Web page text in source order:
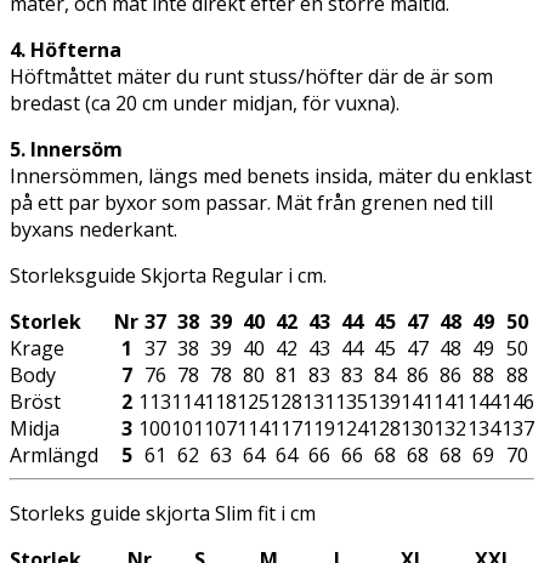
4. Höfterna
Höftmåttet mäter du runt stuss/höfter där de är som
bredast (ca 20 cm under midjan, för vuxna).
5. Innersöm
Innersömmen, längs med benets insida, mäter du enklast
på ett par byxor som passar. Mät från grenen ned till
byxans nederkant.
Storleksguide Skjorta Regular i cm.
Storlek
Nr 37 38 39 40 42 43 44 45 47 48 49 50
Krage
1 37 38 39 40 42 43 44 45 47 48 49 50
Body
7 76 78 78 80 81 83 83 84 86 86 88 88
Bröst
2 113114118125128131 135139141 141 144146
Midja
3 100101 107114117119124128130132134137
Armlängd
5 61 62 63 64 64 66 66 68 68 68 69 70
Storleks guide skjorta Slim fit i cm